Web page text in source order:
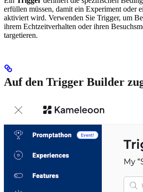
erfüllen müssen, damit ein Experiment oder
aktiviert wird. Verwenden Sie Trigger, um
ihrem Echtzeitverhalten oder ihren
targetieren.
Auf den Trigger Builder